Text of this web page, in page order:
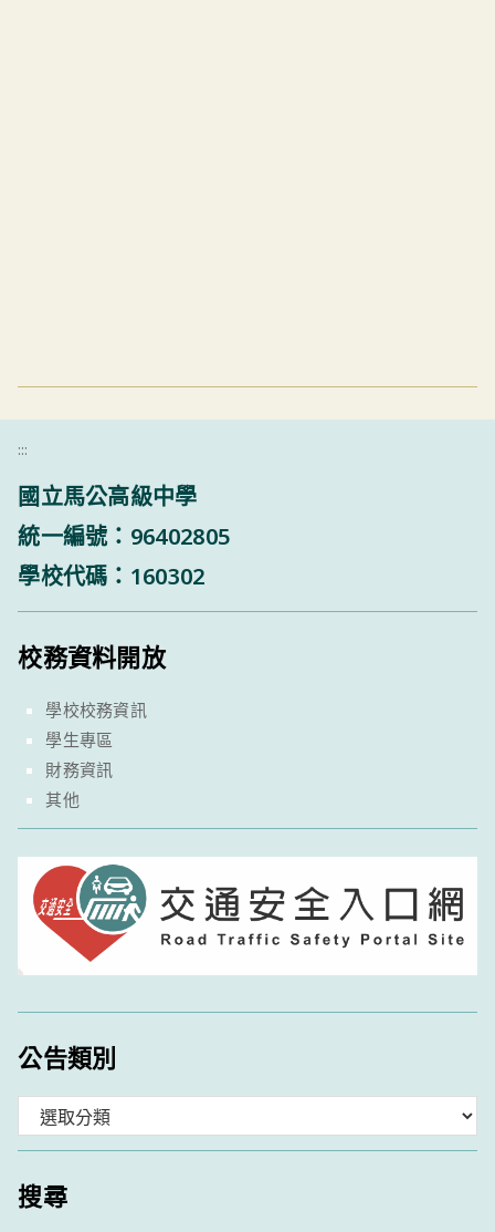
:::
國立馬公高級中學
統一編號：96402805
學校代碼：160302
校務資料開放
學校校務資訊
學生專區
財務資訊
其他
公告類別
類
搜尋